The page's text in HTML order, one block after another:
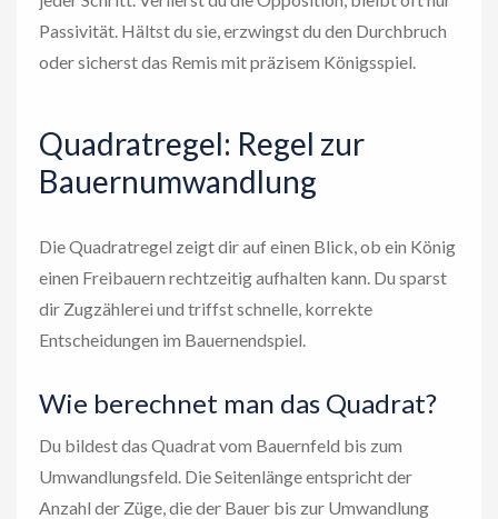
Passivität. Hältst du sie, erzwingst du den Durchbruch
oder sicherst das Remis mit präzisem Königsspiel.
Quadratregel: Regel zur
Bauernumwandlung
Die Quadratregel zeigt dir auf einen Blick, ob ein König
einen Freibauern rechtzeitig aufhalten kann. Du sparst
dir Zugzählerei und triffst schnelle, korrekte
Entscheidungen im Bauernendspiel.
Wie berechnet man das Quadrat?
Du bildest das Quadrat vom Bauernfeld bis zum
Umwandlungsfeld. Die Seitenlänge entspricht der
Anzahl der Züge, die der Bauer bis zur Umwandlung